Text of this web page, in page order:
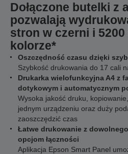
Dołączone butelki z
pozwalają
stron w czerni i
kolorze*
Oszczędność czasu dzięki
Szybkość drukowania do 17 cali
Drukarka wielofunkcyjna A4 z
dotykowym i automatycznym
Wysoka jakość druku,
jednym urządzeniu oraz duży
zaoszczędzić czas
Łatwe drukowanie z
opcjom łączności
Aplikacja Epson Smart Panel